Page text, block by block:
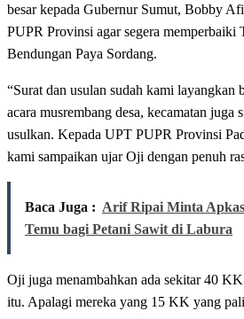
besar kepada Gubernur Sumut, Bobby
PUPR Provinsi agar segera
Bendungan Paya Sordang.
“Surat dan usulan sudah kami layangkan
acara musrembang desa, kecamatan juga
usulkan. Kepada UPT PUPR Provinsi
kami sampaikan ujar Oji dengan penuh
Baca Juga : Arif Ripai Minta
Temu bagi Petani Sawit di Labura
Oji juga menambahkan ada sekitar 40
itu. Apalagi mereka yang 15 KK yang